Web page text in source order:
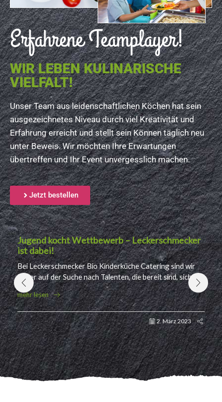
Erfahrene Teamplayer!
WIR LEBEN KULINARISCHE
VIELFALT!
Unser Team aus leidenschaftlichen Köchen hat sein
ausgezeichnetes Niveau durch viel Kreativität und
Erfahrung erreicht und stellt sein Können täglich neu
unter Beweis. Wir möchten Ihre Erwartungen
übertreffen und Ihr Event unvergesslich machen.
Jetzt bestellen
Jugend kocht Wettbewerb – Leckerschmecker
ist dabei!
Bei Leckerschmecker Bio Kinderküche Catering sind wir
immer auf der Suche nach Talenten, die bereit sind, sich
weiterzuentwickeln und ihre Fähigkeiten als Köche zu
verbessern....
mehr lesen
2. März 2023